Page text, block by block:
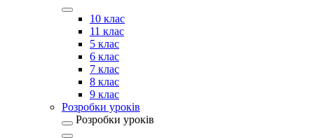
10 клас
11 клас
5 клас
6 клас
7 клас
8 клас
9 клас
Розробки уроків
Розробки уроків